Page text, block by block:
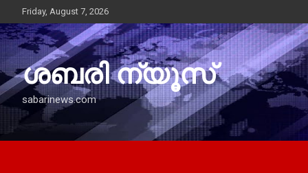
to
content
Friday, August 7, 2026
ശബരി ന്യൂസ്
sabarinews.com